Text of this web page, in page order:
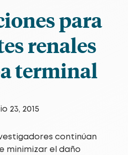
para
renales
terminal
23, 2015
continúan
minimizar el daño